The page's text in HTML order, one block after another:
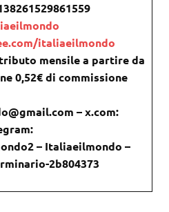
italiaeilmondo
mensile a partire da
0,52€ di commissione
– x.com:
– Italiaeilmondo –
2b804373